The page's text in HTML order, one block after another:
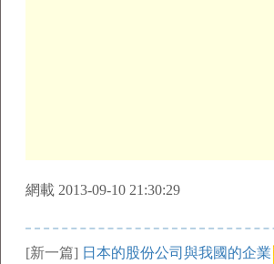
網載 2013-09-10 21:30:29
[新一篇] 日本的股份公司與我國的企業